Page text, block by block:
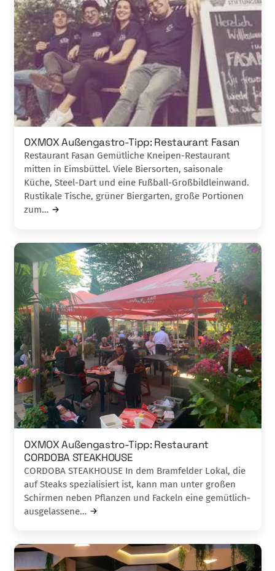
OXMOX Außengastro-Tipp: Restaurant Fasan
Restaurant Fasan Gemütliche Kneipen-Restaurant
mitten in Eimsbüttel. Viele Biersorten, saisonale
Küche, Steel-Dart und eine Fußball-Großbildleinwand.
Rustikale Tische, grüner Biergarten, große Portionen
zum…
OXMOX Außengastro-Tipp: Restaurant
CORDOBA STEAKHOUSE
CORDOBA STEAKHOUSE In dem Bramfelder Lokal, die
auf Steaks spezialisiert ist, kann man unter großen
Schirmen neben Pflanzen und Fack­eln eine gemütlich-
ausgelassene…